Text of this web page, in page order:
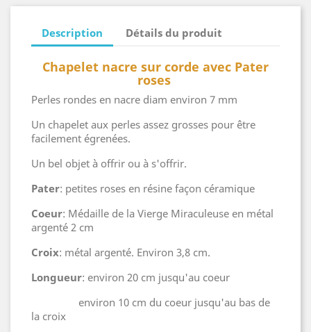
Description Détails du produit
Chapelet nacre sur corde avec Pater
roses
Perles rondes en nacre diam environ 7 mm
Un chapelet aux perles assez grosses pour être
facilement égrenées.
Un bel objet à offrir ou à s'offrir.
Pater: petites roses en résine façon céramique
Coeur: Médaille de la Vierge Miraculeuse en métal
argenté 2 cm
Croix: métal argenté. Environ 3,8 cm.
Longueur: environ 20 cm jusqu'au coeur
environ 10 cm du coeur jusqu'au bas de
la croix